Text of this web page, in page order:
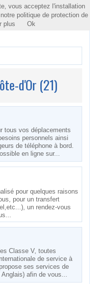
Toggle
d'Or (21)
tous vos déplacements
personnels ainsi
de téléphone à bord.
en ligne sur...
pour quelques raisons
pour un transfert
un rendez-vous
Classe V, toutes
de service à
ses services de
afin de vous...
vous acceptez l'installation
politique de protection de
plus Ok